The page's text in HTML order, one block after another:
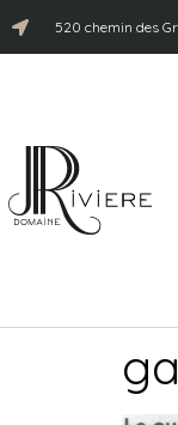
520 chemin des